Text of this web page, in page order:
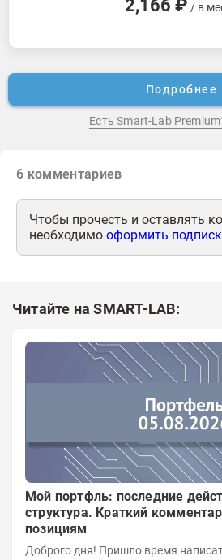
2,166 ₽ / в
Подробнее
Есть Smart-Lab
6 комментариев
Чтобы прочесть и оставлять
необходимо оформить
Читайте на SMART-LAB:
Мой портфль: последние
структура. Краткий
позициям
Доброго дня! Пришло время